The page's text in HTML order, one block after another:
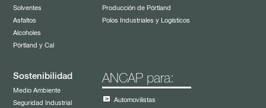
Solventes
Asfaltos
Alcoholes
Pórtland y Cal
Producción de Pórtland
Polos Industriales y Logísticos
Sostenibilidad
Medio Ambiente
Seguridad Industrial
ANCAP para:
Automovilistas